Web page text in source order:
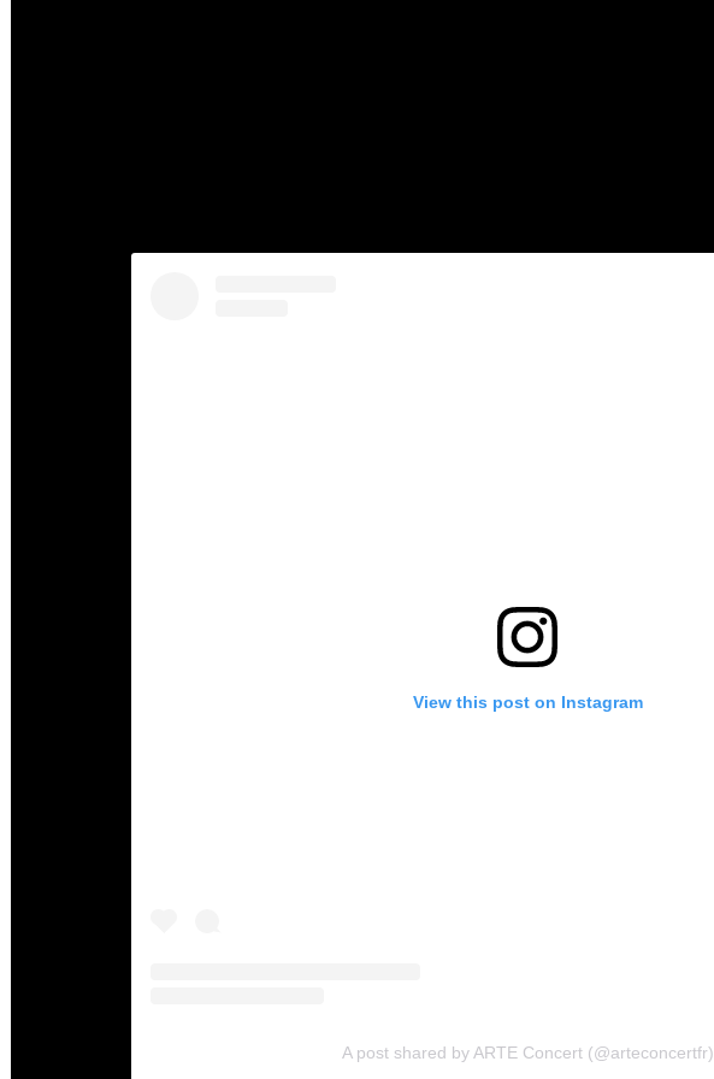
View this post on Instagram
A post shared by ARTE Concert (@arteconcertfr)